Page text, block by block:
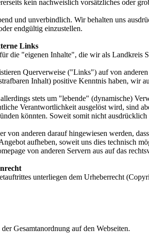
kein nachweislich vorsätzliches oder
und unverbindlich. Wir behalten uns
endgültig einzustellen.
Links
die "eigenen Inhalte", die wir als Landkreis
Querverweise ("Links") auf von
Inhalt) positive Kenntnis haben, wir
stets um "lebende" (dynamische)
Verantwortlichkeit ausgelöst wird, sind
könnten. Soweit somit nicht
von anderen darauf hingewiesen werden,
aufheben, soweit uns dies technisch
von anderen Servern aus auf das
unterliegen dem Urheberrecht
Gesamtanordnung auf den Webseiten.